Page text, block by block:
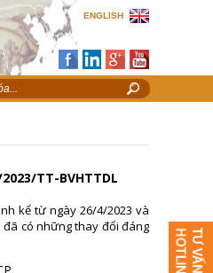
ENGLISH
TT-BVHTTDL
kể từ ngày 26/4/2023 và
đã có những thay đổi đáng